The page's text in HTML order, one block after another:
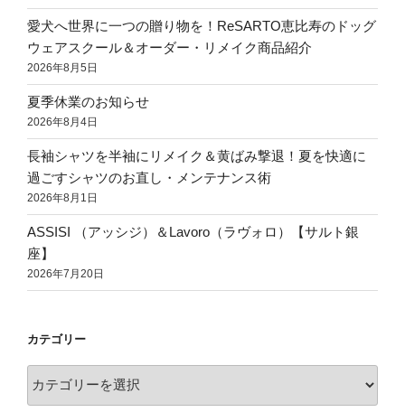
愛犬へ世界に一つの贈り物を！ReSARTO恵比寿のドッグ
ウェアスクール＆オーダー・リメイク商品紹介
2026年8月5日
夏季休業のお知らせ
2026年8月4日
長袖シャツを半袖にリメイク＆黄ばみ撃退！夏を快適に
過ごすシャツのお直し・メンテナンス術
2026年8月1日
ASSISI （アッシジ）＆Lavoro（ラヴォロ）【サルト銀
座】
2026年7月20日
カテゴリー